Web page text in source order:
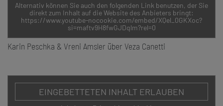
Alternativ können Sie auch den folgenden Link benutzen, der Sie
direkt zum Inhalt auf die Website des Anbieters bringt:
https://www.youtube-nocookie.com/embed/XQel_0GKXoc?
si=maftv9H8fwGJDqlm?rel=0
Karin Peschka & Vreni Amsler über Veza Canetti
EINGEBETTETEN INHALT ERLAUBEN